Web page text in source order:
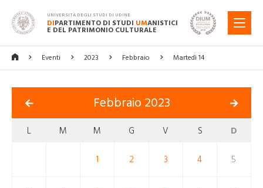
UNIVERSITÀ DEGLI STUDI DI UDINE
DIPARTIMENTO DI STUDI UMANISTICI
E DEL PATRIMONIO CULTURALE
MENU
Eventi 2023 Febbraio Martedì 14
Febbraio 2023
L M M G V S D
1 2 3 4 5